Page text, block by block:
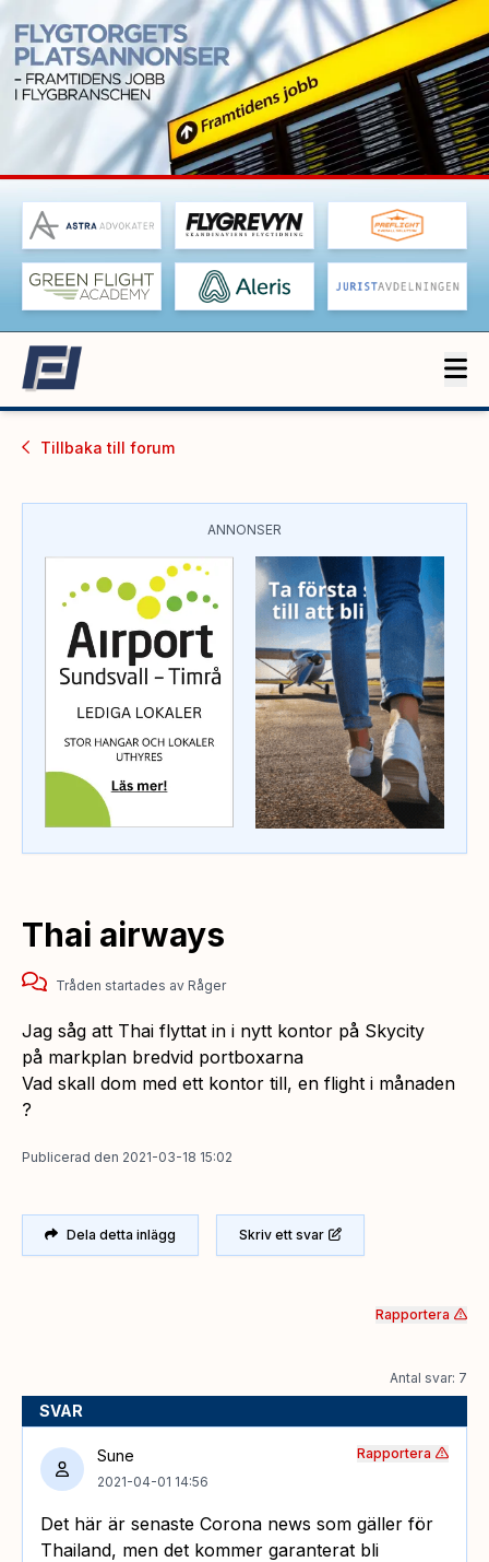
Tillbaka till forum
ANNONSER
Thai airways
Tråden startades av Råger
Jag såg att Thai flyttat in i nytt kontor på Skycity
på markplan bredvid portboxarna
Vad skall dom med ett kontor till, en flight i månaden
?
Publicerad den 2021-03-18 15:02
Dela detta inlägg Skriv ett svar
Rapportera
Antal svar: 7
SVAR
Sune
2021-04-01 14:56
Det här är senaste Corona news som gäller för
Thailand, men det kommer garanterat bli
Rapportera